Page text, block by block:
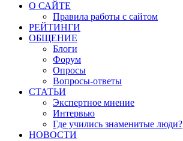
О САЙТЕ
Правила работы с сайтом
РЕЙТИНГИ
ОБЩЕНИЕ
Блоги
Форум
Опросы
Вопросы-ответы
СТАТЬИ
Экспертное мнение
Интервью
Где учились знаменитые люди?
НОВОСТИ